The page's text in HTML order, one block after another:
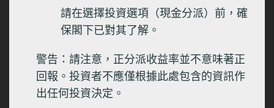
請在選擇投資選項（現金分派）前，確
保閣下已對其了解。
警告：請注意，正分派收益率並不意味著正
回報。投資者不應僅根據此處包含的資訊作
出任何投資決定。
創富」保障計劃自2015年1月1日起停止接受新客戶)、「卓
越人生」保障計劃(「卓越人生」保障計劃自2011年6月25
日起停止接受新客戶)、「投資寶」(「投資寶」自2015年1
選計劃自2007年8月16日起停止接受新客戶)及「運籌」萬
全保障計劃(「運籌」萬全保障計劃自2005年11月14日起停
止接受新客戶)。有關保誠之投資相連保險產品計劃的收
費、風險因素及條款及條件之詳情，請參閱銷售文件及/或